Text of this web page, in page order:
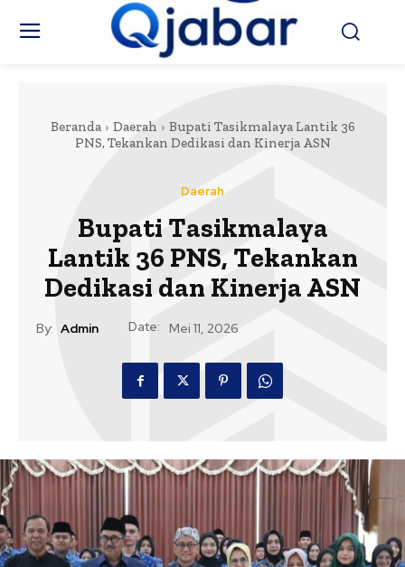
Beranda Daerah
Bupati Tasikmalaya Lantik 36
PNS, Tekankan Dedikasi dan Kinerja ASN
Daerah
Bupati Tasikmalaya
Lantik 36 PNS, Tekankan
Dedikasi dan Kinerja ASN
By: Admin Date: Mei 11, 2026